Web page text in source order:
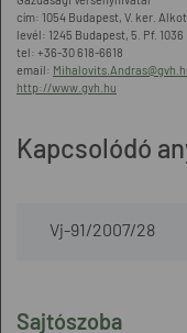
Sajtószoba
cím: 1054 Budapest, V. ker.
levél: 1245 Budapest, 5. Pf. 1036
tel: +36-30 618-6618
email:
http://www.gvh.hu
Kapcsolódó
Vj-91/2007/28